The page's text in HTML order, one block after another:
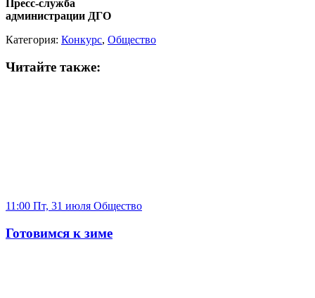
Пресс-служба
администрации ДГО
Категория: Конкурс, Общество
Читайте также:
11:00 Пт, 31 июля Общество
Готовимся к зиме